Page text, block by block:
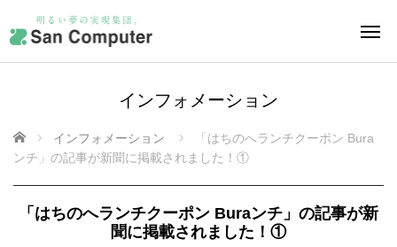
インフォメーション
ホーム インフォメーション
「はちのへランチクーポン Bura
ンチ」の記事が新聞に掲載されました！①
「はちのへランチクーポン Buraンチ」の記事が新
聞に掲載されました！①